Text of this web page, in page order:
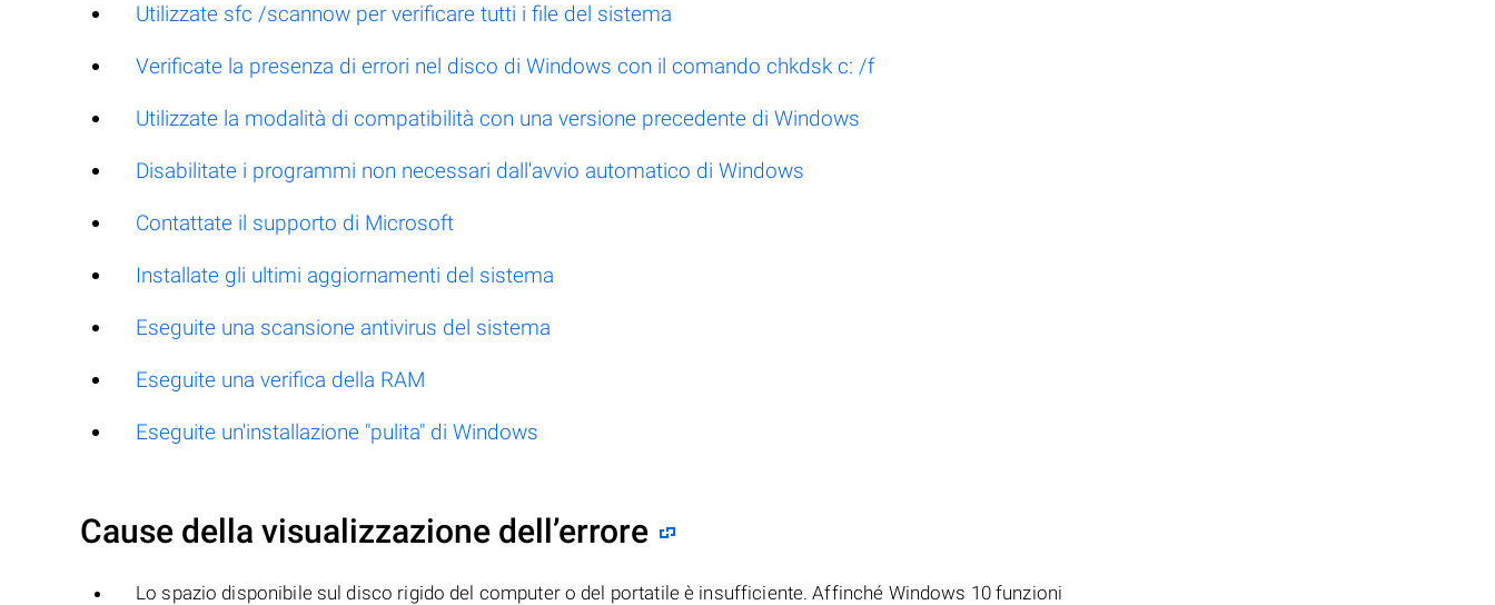
Utilizzate sfc /scannow per verificare tutti i file del sistema
Verificate la presenza di errori nel disco di Windows con il comando chkdsk c: /f
Utilizzate la modalità di compatibilità con una versione precedente di Windows
Disabilitate i programmi non necessari dall'avvio automatico di Windows
Contattate il supporto di Microsoft
Installate gli ultimi aggiornamenti del sistema
Eseguite una scansione antivirus del sistema
Eseguite una verifica della RAM
Eseguite un'installazione "pulita" di Windows
Cause della visualizzazione dell’errore
Lo spazio disponibile sul disco rigido del computer o del portatile è insufficiente. Affinché Windows 10 funzioni